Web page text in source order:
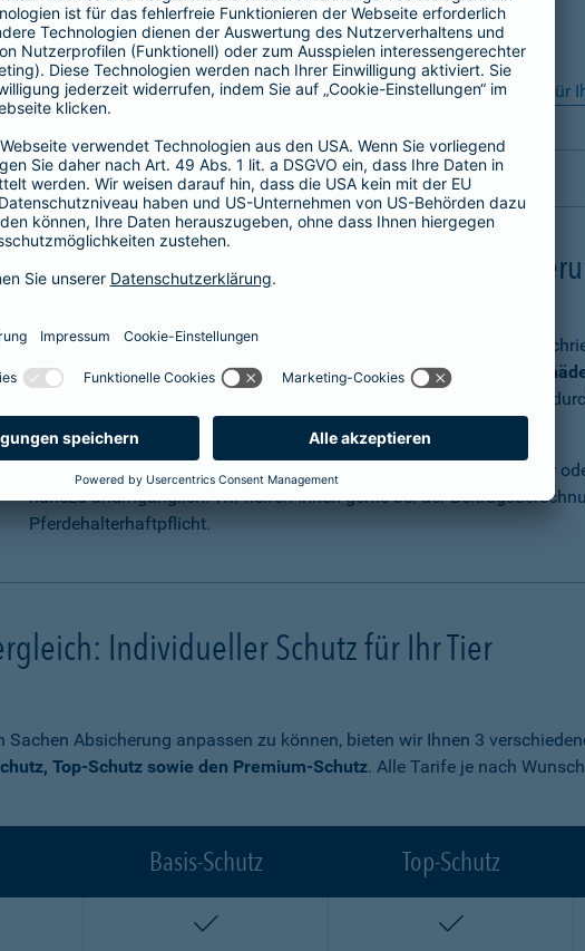
Zu unseren Leistungen gehört auch eineOP Versicherung für
Für welche Pferde ist eine
Zwar ist eine Pferdehaftpflichtversicherung nicht gesetzlich
äußerst sinnvoll. Pferde können aufgrund Ihrer Statur und Kraft
verursachen. Schadenersatzansprüche, verursacht
Millionenhöhe
Eine Haftpflichtversicherung für Ihr Pferd ist für Sie als Pferdehalter
nahezu unumgänglich. Wir helfen Ihnen gerne bei der
Pferdehalterhaftpflicht.
Individueller Schutz für Ihr Tier
Absicherung anpassen zu können, bieten wir Ihnen 3
Top-Schutz sowie den Premium-Schutz. Alle Tarife je nach
Basis-Schutz Top-Schutz
enthalten enthalten